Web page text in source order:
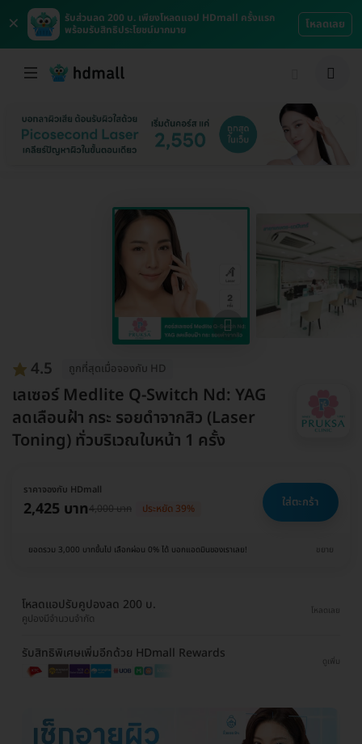
×
รับส่วนลด 200 บ. เพียงโหลดแอป HDmall ครั้งแรก
พร้อมรับสิทธิประโยชน์มากมาย
โหลดเลย
4.5 ถูกที่สุดเมื่อจองกับ HD
เลเซอร์ Medlite Q-Switch Nd: YAG
ลดเลือนฝ้า กระ รอยดำจากสิว (Laser
Toning) ทั่วบริเวณใบหน้า 1 ครั้ง
ราคาจองกับ HDmall
2,425 บาท4,000 บาท ประหยัด 39% ใส่ตะกร้า
ยอดรวม 3,000 บาทขึ้นไป เลือกผ่อน 0% ได้ บอกแอดมินของเราเลย! ขยาย
โหลดแอปรับคูปองลด 200 บ.
คูปองมีจำนวนจำกัด
โหลดเลย
รับสิทธิพิเศษเพิ่มอีกด้วย HDmall Rewards
ดูเพิ่ม